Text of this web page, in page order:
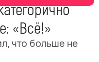
«Всё!»
что больше не